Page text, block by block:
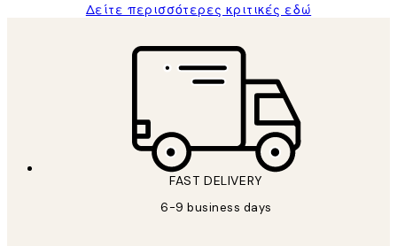
Δείτε περισσότερες κριτικές εδώ
FAST DELIVERY
6-9 business days